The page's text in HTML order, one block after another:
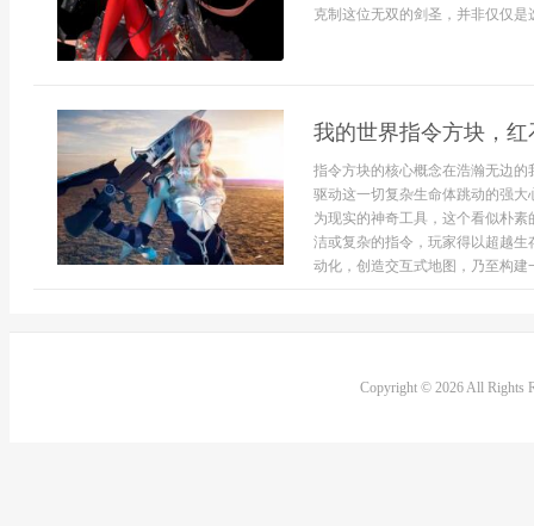
克制这位无双的剑圣，并非仅仅
我的世界指令方块，
指令方块的核心概念在浩瀚无边
驱动这一切复杂生命体跳动的强
为现实的神奇工具，这个看似朴
洁或复杂的指令，玩家得以超越
动化，创造交互式地图，乃至构建
Copyright © 2026 All Rights